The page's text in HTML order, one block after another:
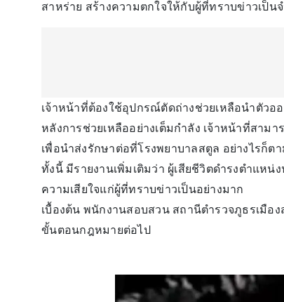
สาหร่าย สร้างความตกใจให้กับผู้ที่ทราบข่าวเป็น
เจ้าหน้าที่ต้องใช้อุปกรณ์ตัดถ่างช่วยเหลือนำตัวอ
หลังการช่วยเหลืออย่างเต็มกำลัง เจ้าหน้าที่สา
เพื่อนำส่งรักษาต่อที่โรงพยาบาลสตูล อย่างไรก็ต
ทั้งนี้ มีรายงานเพิ่มเติมว่า ผู้เสียชีวิตดำรงตำแห
ความเสียใจแก่ผู้ที่ทราบข่าวเป็นอย่างมาก
เบื้องต้น พนักงานสอบสวน สถานีตำรวจภูธรเมือ
ขั้นตอนกฎหมายต่อไป